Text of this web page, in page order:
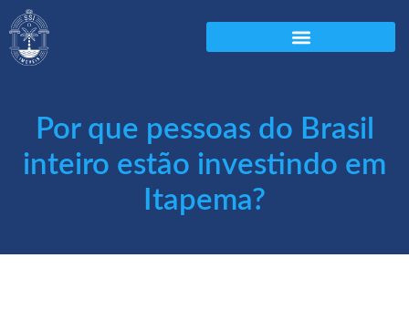
Por que pessoas do Brasil
inteiro estão investindo em
Itapema?